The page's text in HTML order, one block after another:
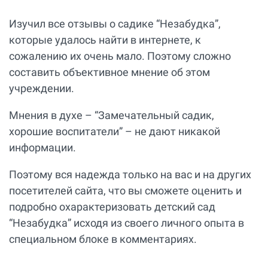
Изучил все отзывы о садике “Незабудка”,
которые удалось найти в интернете, к
сожалению их очень мало. Поэтому сложно
составить объективное мнение об этом
учреждении.
Мнения в духе – “Замечательный садик,
хорошие воспитатели” – не дают никакой
информации.
Поэтому вся надежда только на вас и на других
посетителей сайта, что вы сможете оценить и
подробно охарактеризовать детский сад
“Незабудка” исходя из своего личного опыта в
специальном блоке в комментариях.